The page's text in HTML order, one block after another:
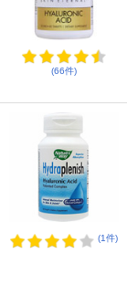
(66件)
(1件)